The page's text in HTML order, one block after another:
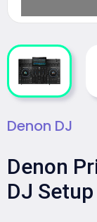
Denon DJ
Denon
DJ Setup